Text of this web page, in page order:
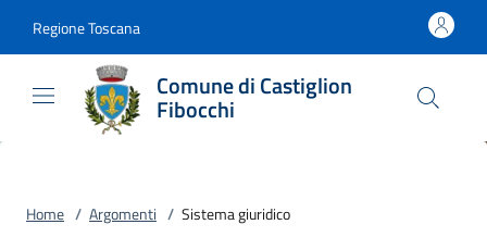
Regione Toscana
Comune di Castiglion
Fibocchi
Home / Argomenti / Sistema giuridico